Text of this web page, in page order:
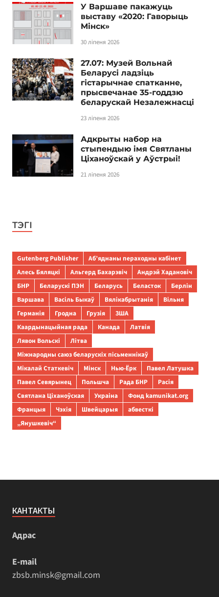
У Варшаве пакажуць
выставу «2020: Гаворыць
Мінск»
30 ліпеня 2026
27.07: Музей Вольнай
Беларусі ладзіць
гістарычнае спатканне,
прысвечанае 35-годдзю
беларускай Незалежнасці
23 ліпеня 2026
Адкрыты набор на
стыпендыю імя Святланы
Ціханоўскай у Аўстрыі!
21 ліпеня 2026
ТЭГІ
Gutenberg Publisher
Аб’яднаны пераходны кабінет
Алесь Бяляцкі
Альгерд Бахарэвіч
Андрэй Хадановіч
БНР
Беларускі ПЭН Беларусь Беласток
Берлін
Варшава
Васіль Быкаў Вялікабрытанія
Вільня
Германія
Гродна Грузія
ЗША
Каардынацыйная рада
Канада
Латвія
Лявон Вольскі
Літва
Міжнародны саюз беларускіх пісьменнікаў
Мікалай Статкевіч
Мінск Нью-Ёрк
Павел Латушка
Павел Севярынец
Польшча Рада БНР
Расія
Святлана Ціханоўская
Украіна
Фонд kamunikat.org
Францыя
Чэхія Швейцарыя
абвесткі
„Янушкевіч“
КАНТАКТЫ
Адрас
E-mail
zbsb.minsk@gmail.com